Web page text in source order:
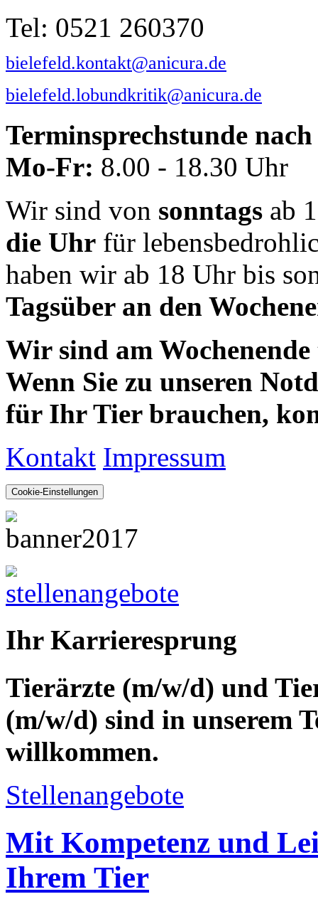
Tel: 0521 260370
bielefeld.kontakt@anicura.de
bielefeld.lobundkritik@anicura.de
Terminsprechstunde
Mo-Fr: 8.00 - 18.30 Uhr
Wir sind von sonntags ab
die Uhr für
haben wir ab 18 Uhr bis
Tagsüber an den
Wir sind am
Wenn Sie zu unseren
für Ihr Tier brauchen,
Kontakt Impressum
Cookie-Einstellungen
Ihr Karrieresprung
Tierärzte (m/w/d) und
(m/w/d) sind in unserem
willkommen.
Stellenangebote
Mit Kompetenz und
Ihrem Tier